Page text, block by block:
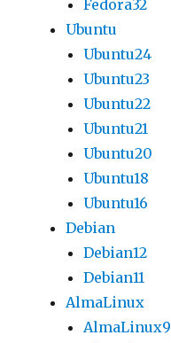
Fedora32
Ubuntu
Ubuntu24
Ubuntu23
Ubuntu22
Ubuntu21
Ubuntu20
Ubuntu18
Ubuntu16
Debian
Debian12
Debian11
AlmaLinux
AlmaLinux9